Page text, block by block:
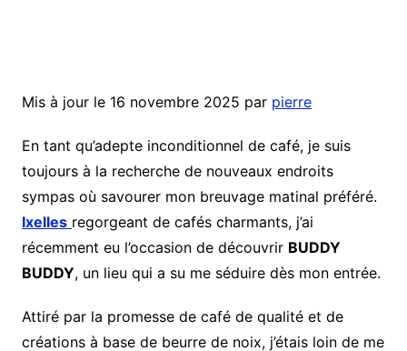
Mis à jour le 16 novembre 2025 par pierre
En tant qu’adepte inconditionnel de café, je suis
toujours à la recherche de nouveaux endroits
sympas où savourer mon breuvage matinal préféré.
Ixelles regorgeant de cafés charmants, j’ai
récemment eu l’occasion de découvrir BUDDY
BUDDY, un lieu qui a su me séduire dès mon entrée.
Attiré par la promesse de café de qualité et de
créations à base de beurre de noix, j’étais loin de me